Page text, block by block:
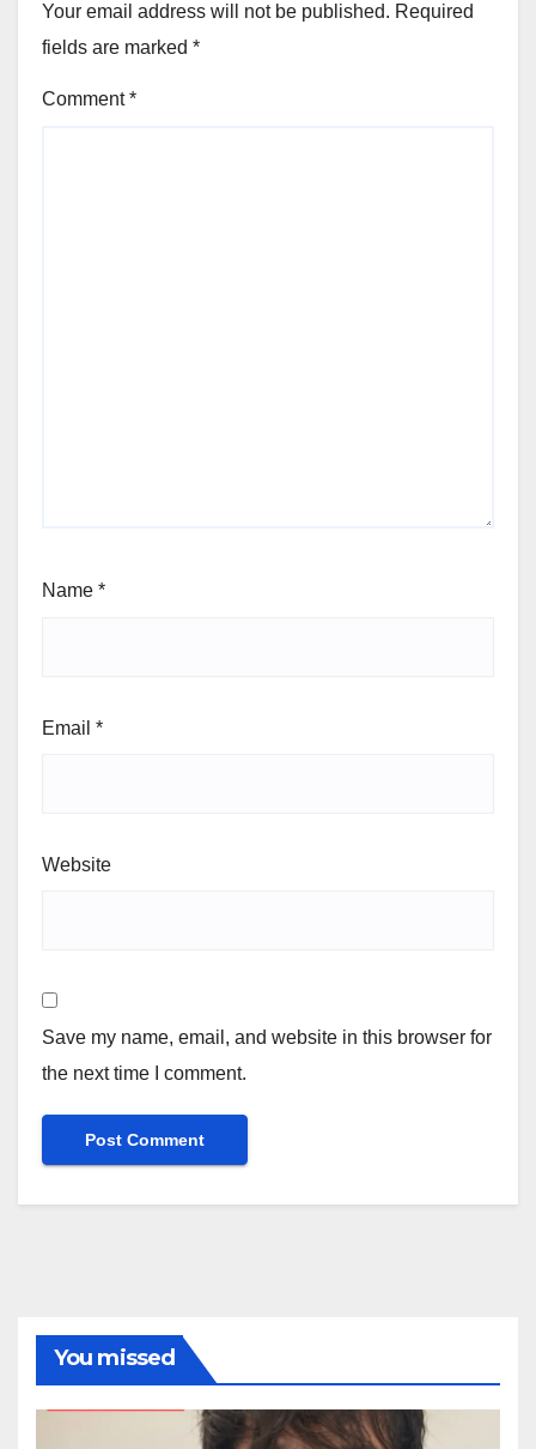
Your email address will not be published. Required
fields are marked *
Comment*
Name *
Email *
Website
Save my name, email, and website in this browser for
the next time I comment.
You missed